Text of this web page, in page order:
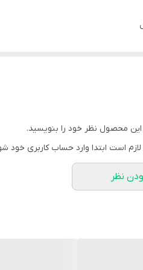
در بدن عمل می‌کند. کارنوزین یک
به افزایش سطح کارنوزین
های محصول
تأخیر در خستگی
این محصول نظر خود را بنویسید.
است ابتدا وارد حساب کاربری خود
نظر